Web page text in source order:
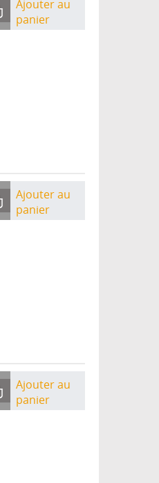
Ajouter au
panier
Ajouter au
panier
Ajouter au
panier